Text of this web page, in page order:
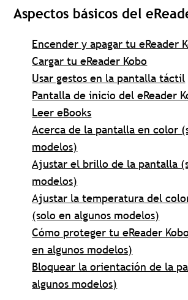
Aspectos básicos del
Encender y apagar tu eReader
Cargar tu eReader Kobo
Usar gestos en la pantalla táctil
Pantalla de inicio del eReader
Leer eBooks
Acerca de la pantalla en color
modelos)
Ajustar el brillo de la pantalla
modelos)
Ajustar la temperatura del
(solo en algunos modelos)
Cómo proteger tu eReader
en algunos modelos)
Bloquear la orientación de la
algunos modelos)